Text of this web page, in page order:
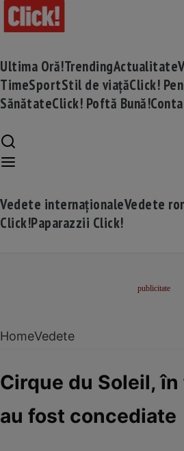
Ultima Oră!TrendingActualitate
TimeSportStil de viațăClick!
SănătateClick! Poftă Bună!
Vedete internaționaleVedete
Click!Paparazzii Click!
HomeVedete
Cirque du Soleil,
au fost concediate